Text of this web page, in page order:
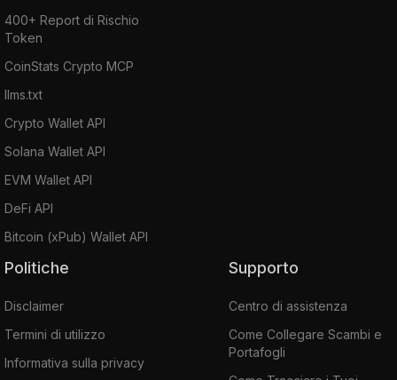
400+ Report di Rischio
Token
CoinStats Crypto MCP
llms.txt
Crypto Wallet API
Solana Wallet API
EVM Wallet API
DeFi API
Bitcoin (xPub) Wallet API
Politiche
Disclaimer
Termini di utilizzo
Informativa sulla privacy
Supporto
Centro di assistenza
Come Collegare Scambi e
Portafogli